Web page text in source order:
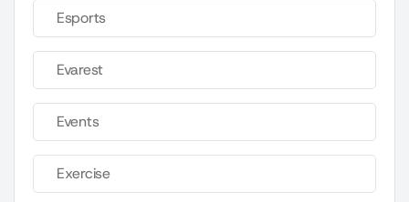
Esports
Evarest
Events
Exercise